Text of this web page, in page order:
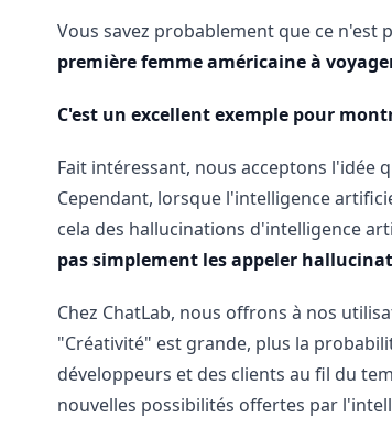
Vous savez probablement que ce n'est
première femme américaine à
C'est un excellent exemple pour
Fait intéressant, nous acceptons l'idée
Cependant, lorsque l'intelligence
cela des hallucinations d'intelligence
pas simplement les appeler
Chez ChatLab, nous offrons à nos
"Créativité" est grande, plus la
développeurs et des clients au fil du
nouvelles possibilités offertes par